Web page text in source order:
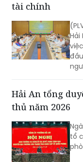
tài chính
tìm
Hải An tổng
thủ năm 2026
tổ